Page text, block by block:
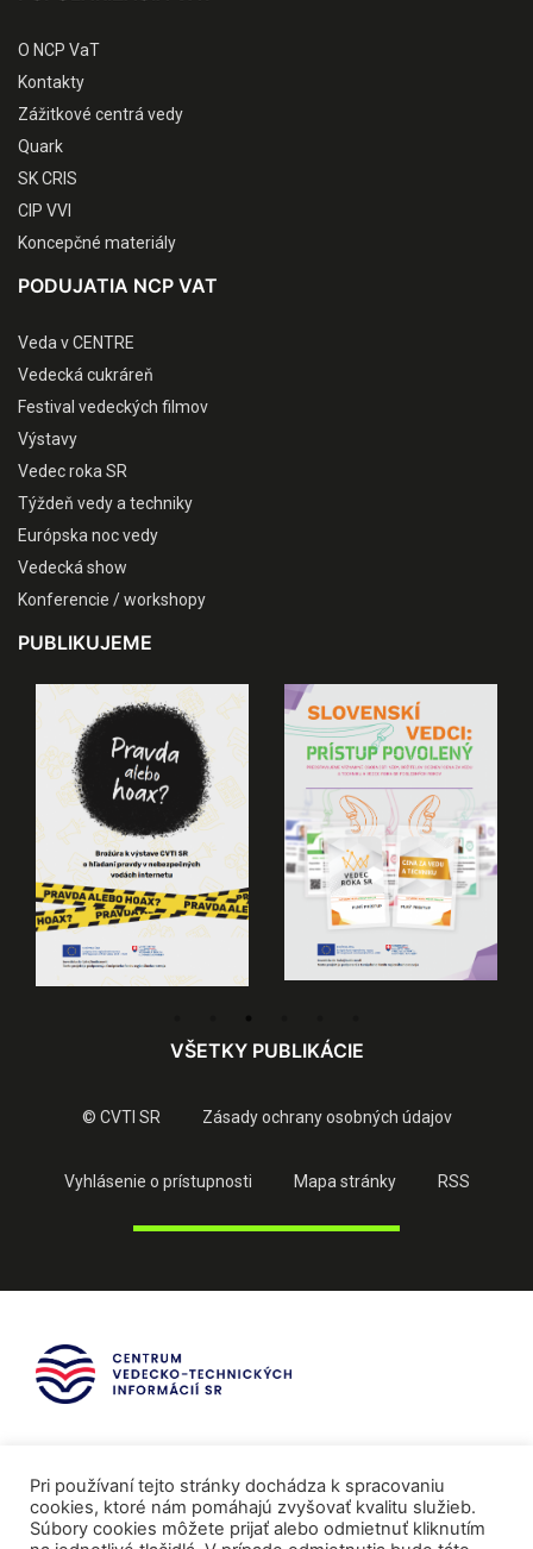
O NCP VaT
Kontakty
Zážitkové centrá vedy
Quark
SK CRIS
CIP VVI
Koncepčné materiály
PODUJATIA NCP VAT
Veda v CENTRE
Vedecká cukráreň
Festival vedeckých filmov
Výstavy
Vedec roka SR
Týždeň vedy a techniky
Európska noc vedy
Vedecká show
Konferencie / workshopy
PUBLIKUJEME
VŠETKY PUBLIKÁCIE
© CVTI SR Zásady ochrany osobných údajov
Vyhlásenie o prístupnosti Mapa stránky RSS
Pri používaní tejto stránky dochádza k spracovaniu
cookies, ktoré nám pomáhajú zvyšovať kvalitu služieb.
Súbory cookies môžete prijať alebo odmietnuť kliknutím